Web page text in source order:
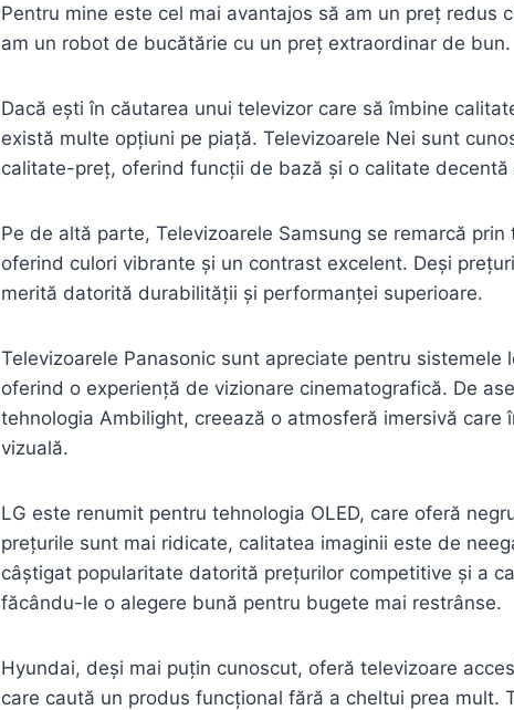
Pentru mine este cel mai avantajos să am un preț redus
am un robot de bucătărie cu un preț extraordinar de bun.
Dacă ești în căutarea unui televizor care să îmbine
există multe opțiuni pe piață. Televizoarele Nei sunt
calitate-preț, oferind funcții de bază și o calitate decentă
Pe de altă parte, Televizoarele Samsung se remarcă prin
oferind culori vibrante și un contrast excelent. Deși
merită datorită durabilității și performanței superioare.
Televizoarele Panasonic sunt apreciate pentru sistemele
oferind o experiență de vizionare cinematografică. De
tehnologia Ambilight, creează o atmosferă imersivă care
vizuală.
LG este renumit pentru tehnologia OLED, care oferă
prețurile sunt mai ridicate, calitatea imaginii este de
câștigat popularitate datorită prețurilor competitive și a
făcându-le o alegere bună pentru bugete mai restrânse.
Hyundai, deși mai puțin cunoscut, oferă televizoare
care caută un produs funcțional fără a cheltui prea mult.